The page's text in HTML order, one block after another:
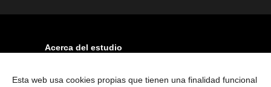
Esta web usa cookies propias que tienen una finalidad funcional
Acerca del estudio
ruido visual.